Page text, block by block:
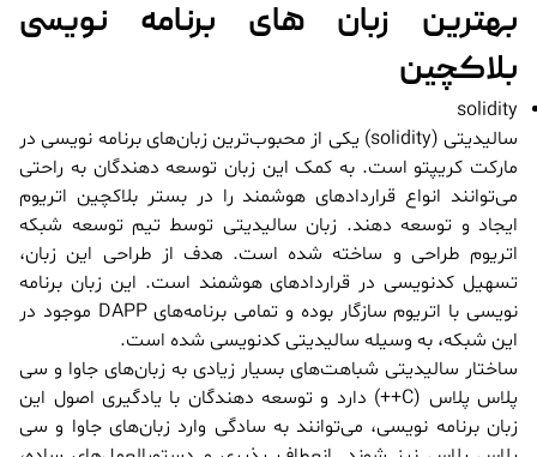
بهترین زبان های برنامه نویسی
بلاکچین
solidity
سالیدیتی (solidity) یکی از محبوب‌ترین زبان‌های برنامه نویسی در
مارکت کریپتو است. به کمک این زبان توسعه دهندگان به راحتی
می‌توانند انواع قراردادهای هوشمند را در بستر بلاکچین اتریوم
ایجاد و توسعه دهند. زبان سالیدیتی توسط تیم توسعه شبکه
اتریوم طراحی و ساخته شده است. هدف از طراحی این زبان،
تسهیل کدنویسی در قراردادهای هوشمند است. این زبان برنامه
نویسی با اتریوم سازگار بوده و تمامی برنامه‌های DAPP موجود در
این شبکه، به وسیله سالیدیتی کدنویسی شده است.
ساختار سالیدیتی شباهت‌های بسیار زیادی به زبان‌های جاوا و سی
پلاس پلاس (C++) دارد و توسعه دهندگان با یادگیری اصول این
زبان برنامه نویسی، می‌توانند به سادگی وارد زبان‌های جاوا و سی